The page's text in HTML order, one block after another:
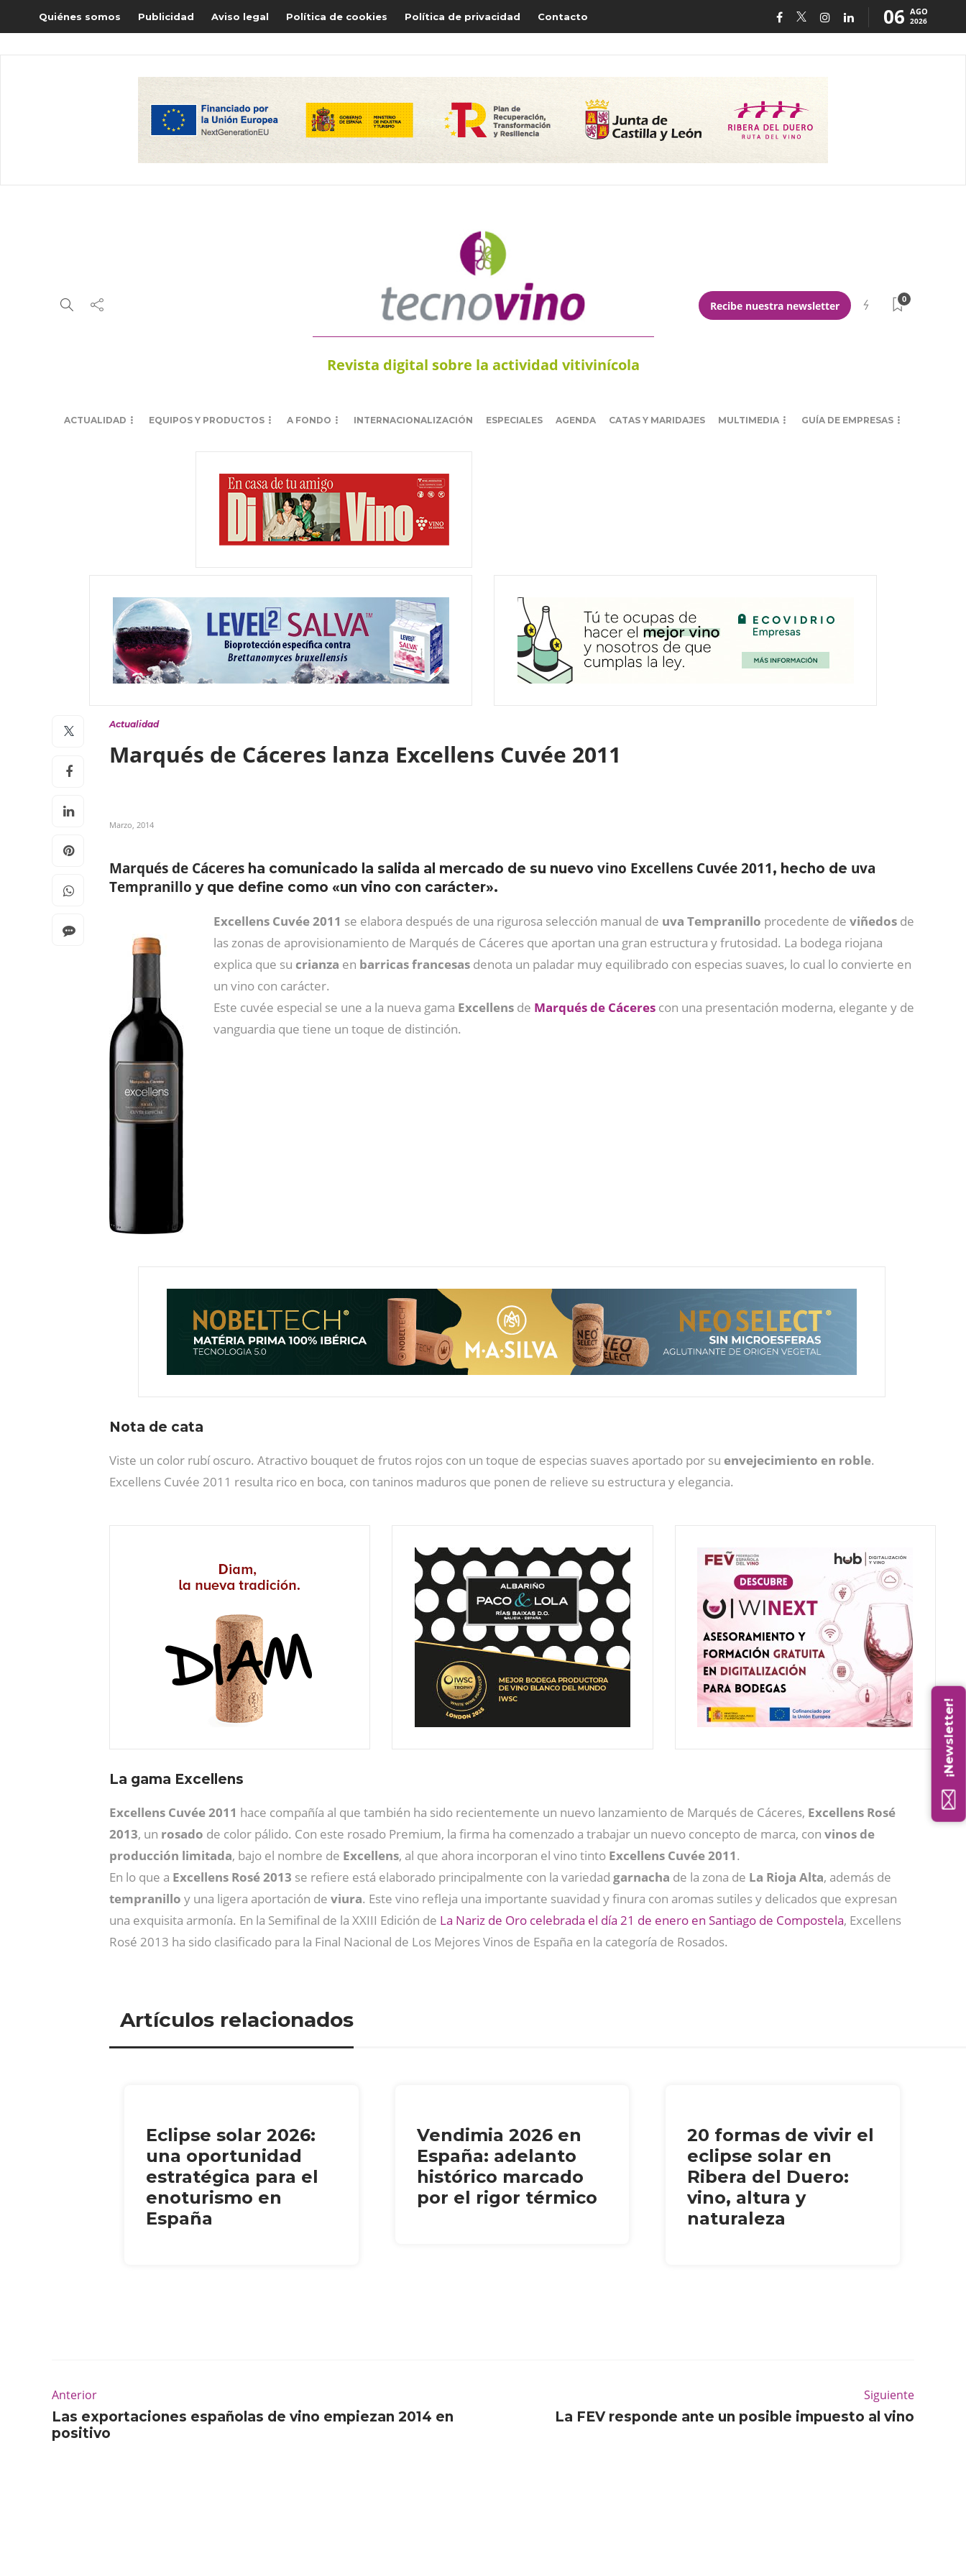
Quiénes somos Publicidad Aviso legal Política de cookies Política de privacidad Contacto 06 AGO
2026
Revista digital sobre la actividad vitivinícola
Recibe nuestra newsletter
0
ACTUALIDAD EQUIPOS Y PRODUCTOS A FONDO INTERNACIONALIZACIÓN ESPECIALES AGENDA CATAS Y MARIDAJES MULTIMEDIA GUÍA DE EMPRESAS
Actualidad
Marqués de Cáceres lanza Excellens Cuvée 2011
Marzo, 2014
Marqués de Cáceres ha comunicado la salida al mercado de su nuevo vino Excellens Cuvée 2011, hecho de uva
Tempranillo y que define como «un vino con carácter».
Excellens Cuvée 2011 se elabora después de una rigurosa selección manual de uva Tempranillo procedente de viñedos de
las zonas de aprovisionamiento de Marqués de Cáceres que aportan una gran estructura y frutosidad. La bodega riojana
explica que su crianza en barricas francesas denota un paladar muy equilibrado con especias suaves, lo cual lo convierte en
un vino con carácter.
Este cuvée especial se une a la nueva gama Excellens de Marqués de Cáceres con una presentación moderna, elegante y de
vanguardia que tiene un toque de distinción.
Nota de cata
Viste un color rubí oscuro. Atractivo bouquet de frutos rojos con un toque de especias suaves aportado por su envejecimiento en roble.
Excellens Cuvée 2011 resulta rico en boca, con taninos maduros que ponen de relieve su estructura y elegancia.
La gama Excellens
Excellens Cuvée 2011 hace compañía al que también ha sido recientemente un nuevo lanzamiento de Marqués de Cáceres, Excellens Rosé
2013, un rosado de color pálido. Con este rosado Premium, la firma ha comenzado a trabajar un nuevo concepto de marca, con vinos de
producción limitada, bajo el nombre de Excellens, al que ahora incorporan el vino tinto Excellens Cuvée 2011.
En lo que a Excellens Rosé 2013 se refiere está elaborado principalmente con la variedad garnacha de la zona de La Rioja Alta, además de
tempranillo y una ligera aportación de viura. Este vino refleja una importante suavidad y finura con aromas sutiles y delicados que expresan
una exquisita armonía. En la Semifinal de la XXIII Edición de La Nariz de Oro celebrada el día 21 de enero en Santiago de Compostela, Excellens
Rosé 2013 ha sido clasificado para la Final Nacional de Los Mejores Vinos de España en la categoría de Rosados.
Artículos relacionados
Eclipse solar 2026:
una oportunidad
estratégica para el
enoturismo en
España
Vendimia 2026 en
España: adelanto
histórico marcado
por el rigor térmico
20 formas de vivir el
eclipse solar en
Ribera del Duero:
vino, altura y
naturaleza
Anterior
Las exportaciones españolas de vino empiezan 2014 en
positivo
Siguiente
La FEV responde ante un posible impuesto al vino
¡Newsletter!